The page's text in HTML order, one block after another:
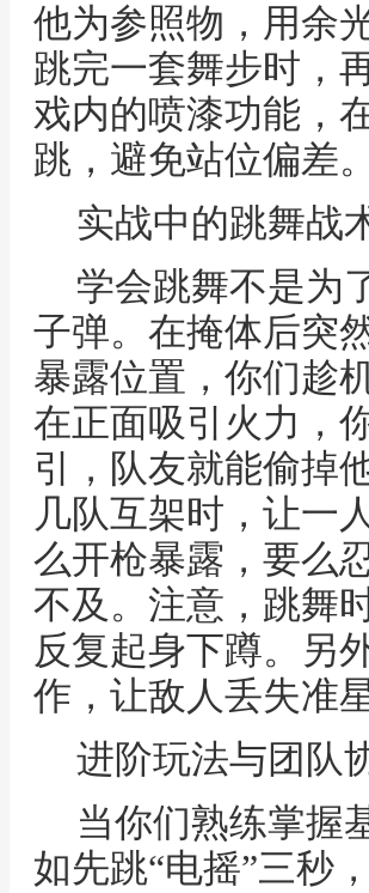
他为参照物，用余
跳完一套舞步时，
戏内的喷漆功能，
跳，避免站位偏差。
实战中的跳舞战
学会跳舞不是为
子弹。在掩体后突
暴露位置，你们趁
在正面吸引火力，
引，队友就能偷掉
几队互架时，让一
么开枪暴露，要么
不及。注意，跳舞
反复起身下蹲。另
作，让敌人丢失准星
进阶玩法与团队
当你们熟练掌握
如先跳“电摇”三秒